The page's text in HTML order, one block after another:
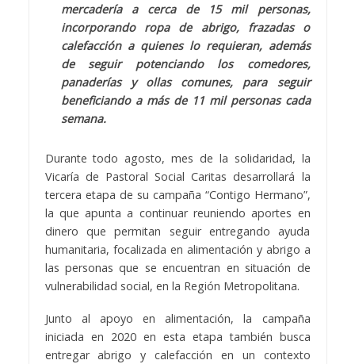
mercadería a cerca de 15 mil personas,
incorporando ropa de abrigo, frazadas o
calefacción a quienes lo requieran, además
de seguir potenciando los comedores,
panaderías y ollas comunes, para seguir
beneficiando a más de 11 mil personas cada
semana.
Durante todo agosto, mes de la solidaridad, la
Vicaría de Pastoral Social Caritas desarrollará la
tercera etapa de su campaña “Contigo Hermano”,
la que apunta a continuar reuniendo aportes en
dinero que permitan seguir entregando ayuda
humanitaria, focalizada en alimentación y abrigo a
las personas que se encuentran en situación de
vulnerabilidad social, en la Región Metropolitana.
Junto al apoyo en alimentación, la campaña
iniciada en 2020 en esta etapa también busca
entregar abrigo y calefacción en un contexto